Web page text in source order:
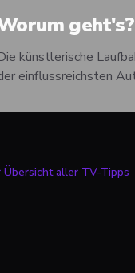
geht's?
künstlerische
einflussreichsten
Übersicht aller TV-Tipps